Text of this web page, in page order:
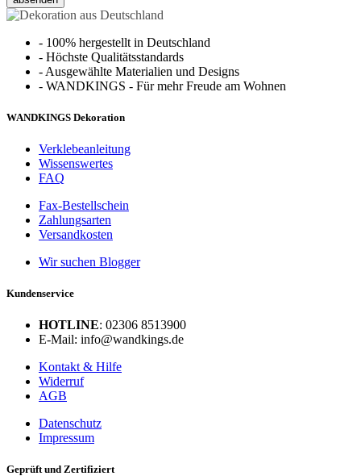
- 100% hergestellt in Deutschland
- Höchste Qualitätsstandards
- Ausgewählte Materialien und Designs
- WANDKINGS - Für mehr Freude am Wohnen
WANDKINGS Dekoration
Verklebeanleitung
Wissenswertes
FAQ
Fax-Bestellschein
Zahlungsarten
Versandkosten
Wir suchen Blogger
Kundenservice
HOTLINE: 02306 8513900
E-Mail: info@wandkings.de
Kontakt & Hilfe
Widerruf
AGB
Datenschutz
Impressum
Geprüft und Zertifiziert